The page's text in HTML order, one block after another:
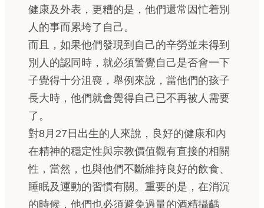
健康及外表，更糟的是，他們還常因忙着別
人的事而累垮了自己。
而且，如果他們發現到自己的辛勞並未得到
別人的認同時，就必須警覺自己是否會一下
子覺得十分沮喪，舉例來說，當他們的孩子
長大時，他們就會覺得自己已不再被人需要
了。
對8月27日出生的人來說，良好的健康和內
在精神的穩定性與宗教價值觀有直接的相關
性，當然，也與他們不斷維持良好的飲食、
睡眠及運動的習慣有關。重要的是，在消沉
的時候，他們也必須避免過量的酒精攝齲